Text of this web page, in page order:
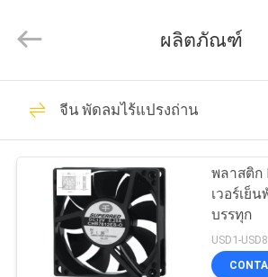
บ้าน
สินค้า
แสดง
Cheng
Home
All
Reserved.
พัดลมระบายค
ร้อน DC
ผลิตภัณฑ์
จีน พัดลมไร้แปรงถ่าน
พลาสติก
เวอร์เย็
บรรทุก
USD1-